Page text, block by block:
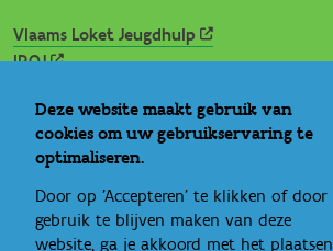
Deze website maakt gebruik van
cookies om uw gebruikservaring te
optimaliseren.
Door op 'Accepteren' te klikken of door
gebruik te blijven maken van deze
website, ga je akkoord met het plaatsen
Vlaams Loket Jeugdhulp
IROJ
Rechtspositie minderjarige
Ideale wereld
Bandbreedte
Eén gezin, één plan